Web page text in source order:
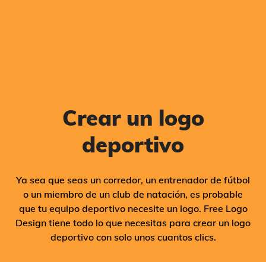
Crear un logo
deportivo
Ya sea que seas un corredor, un entrenador de fútbol
o un miembro de un club de natación, es probable
que tu equipo deportivo necesite un logo. Free Logo
Design tiene todo lo que necesitas para crear un logo
deportivo con solo unos cuantos clics.